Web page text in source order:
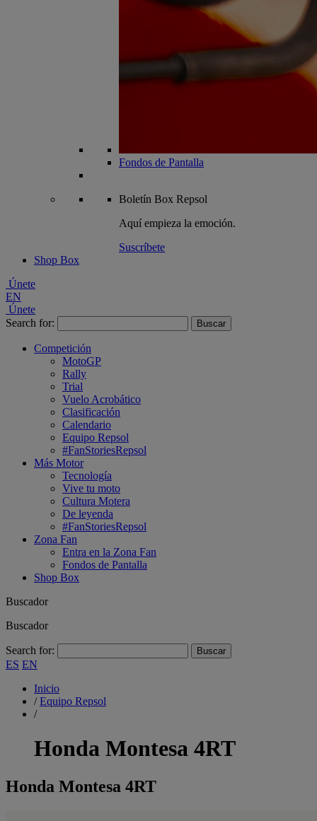
Fondos de Pantalla
Boletín Box Repsol
Aquí empieza la emoción.
Suscríbete
Shop Box
Únete
EN
Únete
Search for:
Competición
MotoGP
Rally
Trial
Vuelo Acrobático
Clasificación
Calendario
Equipo Repsol
#FanStoriesRepsol
Más Motor
Tecnología
Vive tu moto
Cultura Motera
De leyenda
#FanStoriesRepsol
Zona Fan
Entra en la Zona Fan
Fondos de Pantalla
Shop Box
Buscador
Buscador
Search for:
ES EN
Inicio
/Equipo Repsol
/
Honda Montesa 4RT
Honda Montesa 4RT